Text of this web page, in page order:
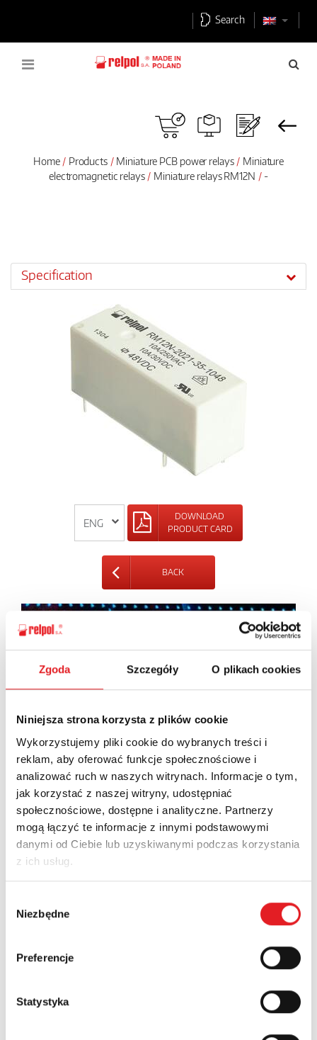
Zgoda Szczegóły O plikach cookies
Niniejsza strona korzysta z plików cookie
Wykorzystujemy pliki cookie do wybranych treści i
reklam, aby oferować funkcje społecznościowe i
analizować ruch w naszych witrynach. Informacje o tym,
jak korzystać z naszej witryny, udostępniać
społecznościowe, dostępne i analityczne. Partnerzy
mogą łączyć te informacje z innymi podstawowymi
danymi od Ciebie lub uzyskiwanymi podczas korzystania
z ich usług.
zgody
Niezbędne
Preferencje
Statystyka
Search
Home Products Miniature PCB power relays
Miniature
electromagnetic relays
Miniature relays RM12N -
Specification
DOWNLOAD
PRODUCT CARD
BACK
Name: *
Email: *
Company:
Phone:
Country: